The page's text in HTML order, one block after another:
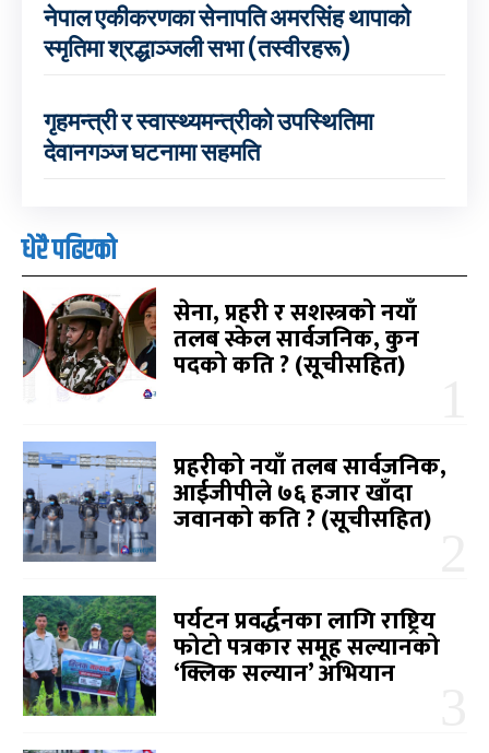
नेपाल एकीकरणका सेनापति अमरसिंह थापाको
स्मृतिमा श्रद्धाञ्जली सभा (तस्वीरहरू)
गृहमन्त्री र स्वास्थ्यमन्त्रीको उपस्थितिमा
देवानगञ्ज घटनामा सहमति
धेरै पढिएको
सेना, प्रहरी र सशस्त्रको नयाँ
तलब स्केल सार्वजनिक, कुन
पदको कति ? (सूचीसहित)
प्रहरीको नयाँ तलब सार्वजनिक,
आईजीपीले ७६ हजार खाँदा
जवानको कति ? (सूचीसहित)
पर्यटन प्रवर्द्धनका लागि राष्ट्रिय
फोटो पत्रकार समूह सल्यानको
‘क्लिक सल्यान’ अभियान